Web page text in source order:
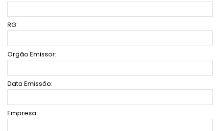
RG:
Orgão Emissor:
Data Emissão:
Empresa: